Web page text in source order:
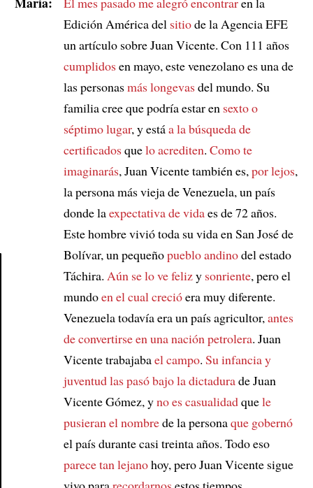
Edición América del sitiode la Agencia EFE
un artículo sobre Juan Vicente. Con 111 años
cumplidosen mayo, este venezolano es una de
las personasmás longevasdel mundo. Su
familia cree que podría estar en sexto o
séptimo lugar, y estáa la búsqueda de
certificadosquelo acrediten. Como te
imaginarás, Juan Vicente también es, por lejos,
la persona más vieja de Venezuela, un país
donde laexpectativa de vidaes de 72 años.
Este hombre vivió toda su vida en San José de
Bolívar, un pequeñopueblo andinodel estado
Táchira. Aún se lo ve felizy sonriente, pero el
mundoen el cual crecióera muy diferente.
Venezuela todavía era un país agricultor, antes
de convertirse en una nación petrolera. Juan
Vicente trabajabael campo. Su infancia y
juventudlas pasó bajo la dictadurade Juan
Vicente Gómez, yno es casualidadquele
pusieran el nombrede la personaque gobernó
el país durante casi treinta años. Todo eso
parece tan lejanohoy, pero Juan Vicente sigue